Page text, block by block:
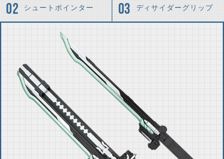
シュートポインター ディサイダーグリップ